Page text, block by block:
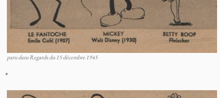
paru dans Regards du 15 décembre 1945
*